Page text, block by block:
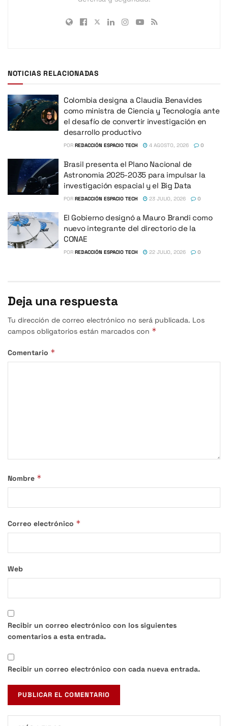
NOTICIAS RELACIONADAS
Colombia designa a Claudia Benavides
como ministra de Ciencia y Tecnología ante
el desafío de convertir investigación en
desarrollo productivo
POR REDACCIÓN ESPACIO TECH 4 AGOSTO, 2026 0
Brasil presenta el Plano Nacional de
Astronomia 2025-2035 para impulsar la
investigación espacial y el Big Data
POR REDACCIÓN ESPACIO TECH 23 JULIO, 2026 0
El Gobierno designó a Mauro Brandi como
nuevo integrante del directorio de la
CONAE
POR REDACCIÓN ESPACIO TECH 22 JULIO, 2026 0
Deja una respuesta
Tu dirección de correo electrónico no será publicada. Los
campos obligatorios están marcados con *
Comentario *
Nombre *
Correo electrónico *
Web
Recibir un correo electrónico con los siguientes
comentarios a esta entrada.
Recibir un correo electrónico con cada nueva entrada.